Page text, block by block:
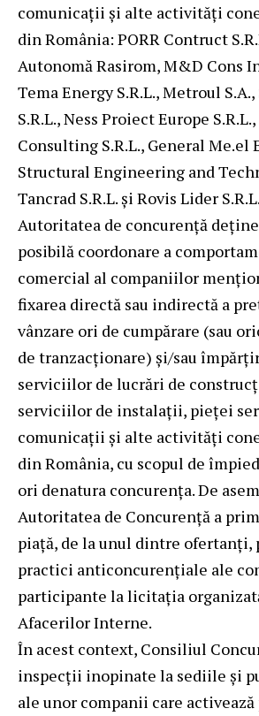
comunicaţii şi alte activităţi
din România: PORR Contruct
Autonomă Rasirom, M&D Cons
Tema Energy S.R.L., Metroul
S.R.L., Ness Proiect Europe
Consulting S.R.L., General Me.el
Structural Engineering and
Tancrad S.R.L. și Rovis Lider
Autoritatea de concurenţă
posibilă coordonare a
comercial al companiilor
fixarea directă sau indirectă a
vânzare ori de cumpărare (sau
de tranzacţionare) şi/sau
serviciilor de lucrări de
serviciilor de instalaţii, pieţei
comunicaţii şi alte activităţi
din România, cu scopul de
ori denatura concurenţa. De
Autoritatea de Concurență a
piață, de la unul dintre ofertanți,
practici anticoncurențiale ale
participante la licitația
Afacerilor Interne.
În acest context, Consiliul
inspecţii inopinate la sediile şi
ale unor companii care